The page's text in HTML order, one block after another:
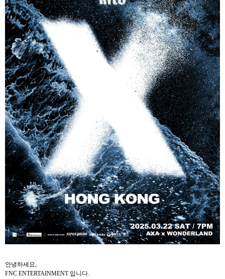
안녕하세요,
FNC ENTERTAINMENT 입니다.